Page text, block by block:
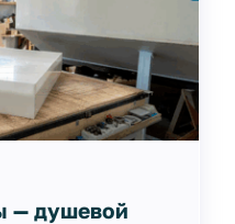
— душевой